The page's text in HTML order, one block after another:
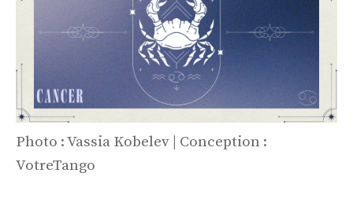
Photo : Vassia Kobelev | Conception :
VotreTango